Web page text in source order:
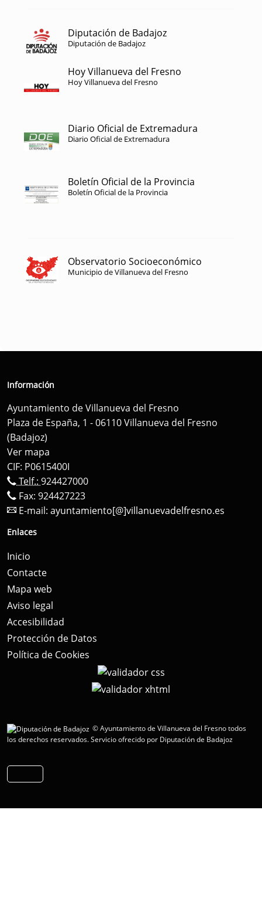
Diputación de Badajoz
Diputación de Badajoz
Hoy Villanueva del Fresno
Hoy Villanueva del Fresno
Diario Oficial de Extremadura
Diario Oficial de Extremadura
Boletín Oficial de la Provincia
Boletín Oficial de la Provincia
Observatorio Socioeconómico
Municipio de Villanueva del Fresno
Información
Ayuntamiento de Villanueva del Fresno
Plaza de España, 1 - 06110 Villanueva del Fresno
(Badajoz)
Ver mapa
CIF: P0615400I
Telf.: 924427000
Fax: 924427223
E-mail: ayuntamiento[@]villanuevadelfresno.es
Enlaces
Inicio
Contacte
Mapa web
Aviso legal
Accesibilidad
Protección de Datos
Política de Cookies
© Ayuntamiento de Villanueva del Fresno todos
los derechos reservados.Servicio ofrecido por Diputación de Badajoz